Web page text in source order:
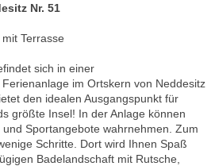
Nr. 51
Terrasse
sich in einer
im Ortskern von Neddesitz
den idealen Ausgangspunkt für
größte Insel! In der Anlage können
Sportangebote wahrnehmen. Zum
Schritte. Dort wird Ihnen Spaß
Badelandschaft mit Rutsche,